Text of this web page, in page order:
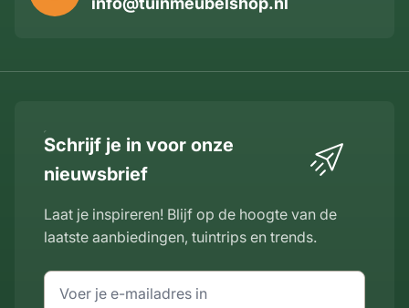
Schrijf je in voor onze
nieuwsbrief
Laat je inspireren! Blijf op de hoogte van de
laatste aanbiedingen, tuintrips en trends.
E-mailadres